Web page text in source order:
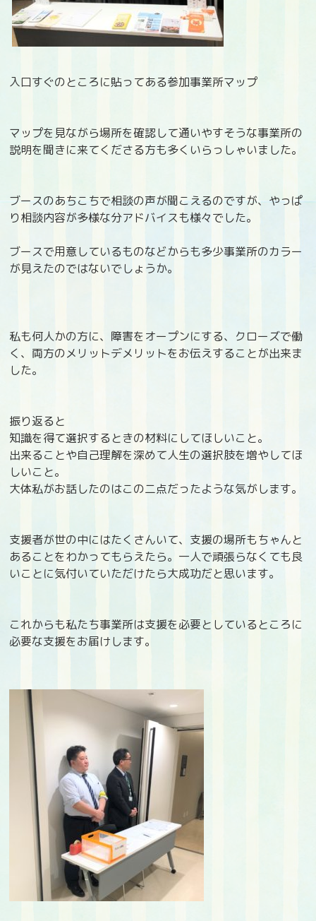
入口すぐのところに貼ってある参加事業所マップ
マップを見ながら場所を確認して通いやすそうな事業所の
説明を聞きに来てくださる方も多くいらっしゃいました。
ブースのあちこちで相談の声が聞こえるのですが、やっぱ
り相談内容が多様な分アドバイスも様々でした。
ブースで用意しているものなどからも多少事業所のカラー
が見えたのではないでしょうか。
私も何人かの方に、障害をオープンにする、クローズで働
く、両方のメリットデメリットをお伝えすることが出来ま
した。
振り返ると
知識を得て選択するときの材料にしてほしいこと。
出来ることや自己理解を深めて人生の選択肢を増やしてほ
しいこと。
大体私がお話したのはこの二点だったような気がします。
支援者が世の中にはたくさんいて、支援の場所もちゃんと
あることをわかってもらえたら。一人で頑張らなくても良
いことに気付いていただけたら大成功だと思います。
これからも私たち事業所は支援を必要としているところに
必要な支援をお届けします。